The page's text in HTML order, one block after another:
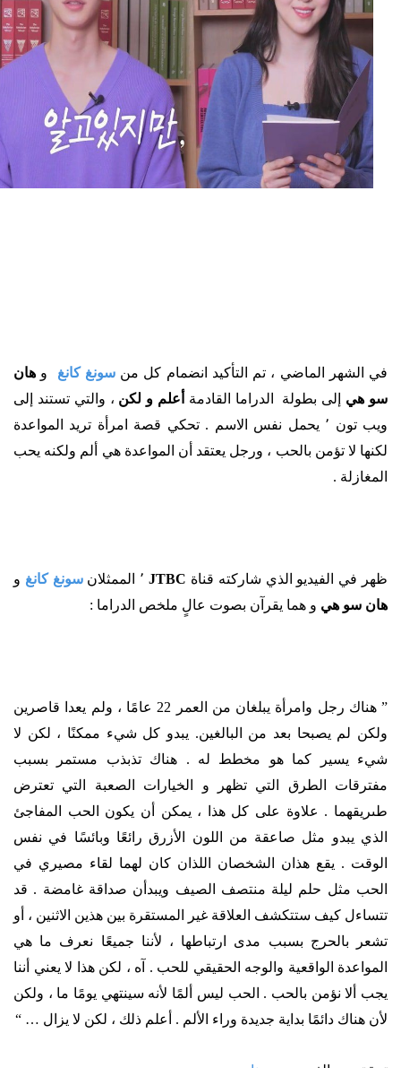
في الشهر الماضي ، تم التأكيد انضمام كل منسونغ كانغ و هان
سو هي إلى بطولة الدراما القادمة أعلم و لكن ، والتي تستند إلى
ويب تون ٬ يحمل نفس الاسم . تحكي قصة امرأة تريد المواعدة
لكنها لا تؤمن بالحب ، ورجل يعتقد أن المواعدة هي ألم ولكنه يحب
المغازلة .
ظهر في الفيديو الذي شاركته قناة JTBC٬ الممثلان سونغ كانغ و
هان سو هي و هما يقرآن بصوت عالٍ ملخص الدراما :
” هناك رجل وامرأة يبلغان من العمر 22 عامًا ، ولم يعدا قاصرين
ولكن لم يصبحا بعد من البالغين. يبدو كل شيء ممكنًا ، لكن لا
شيء يسير كما هو مخطط له . هناك تذبذب مستمر بسبب
مفترقات الطرق التي تظهر و الخيارات الصعبة التي تعترض
طىريقهما . علاوة على كل هذا ، يمكن أن يكون الحب المفاجئ
الذي يبدو مثل صاعقة من اللون الأزرق رائعًا وبائسًا في نفس
الوقت . يقع هذان الشخصان اللذان كان لهما لقاء مصيري في
الحب مثل حلم ليلة منتصف الصيف ويبدأن صداقة غامضة . قد
تتساءل كيف ستتكشف العلاقة غير المستقرة بين هذين الاثنين ، أو
تشعر بالحرج بسبب مدى ارتباطها ، لأننا جميعًا نعرف ما هي
المواعدة الواقعية والوجه الحقيقي للحب . آه ، لكن هذا لا يعني أننا
يجب ألا نؤمن بالحب . الحب ليس ألمًا لأنه سينتهي يومًا ما ، ولكن
لأن هناك دائمًا بداية جديدة وراء الألم . أعلم ذلك ، لكن لا يزال … “